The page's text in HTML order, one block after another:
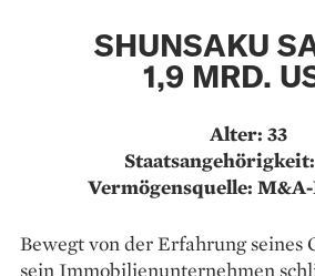
SHUNSAKU
1,9 MRD.
Alter: 33
Vermögensquelle:
Bewegt von der Erfahrung seines
sein Immobilienunternehmen